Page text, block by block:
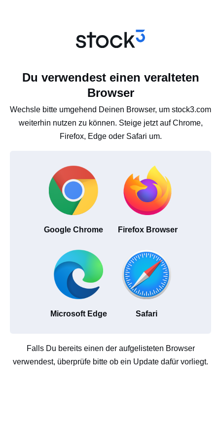
Du verwendest einen veralteten
Browser
Wechsle bitte umgehend Deinen Browser, um stock3.com
weiterhin nutzen zu können. Steige jetzt auf Chrome,
Firefox, Edge oder Safari um.
Google Chrome Firefox Browser
Microsoft Edge Safari
Falls Du bereits einen der aufgelisteten Browser
verwendest, überprüfe bitte ob ein Update dafür vorliegt.